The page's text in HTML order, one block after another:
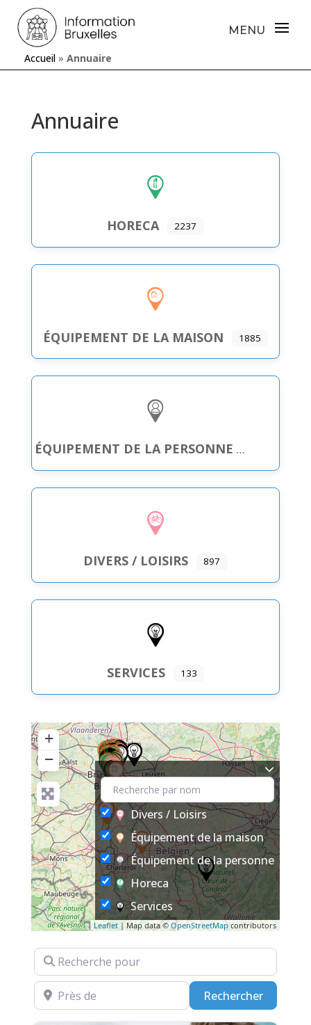
Accueil » Annuaire
Annuaire
HORECA 2237
ÉQUIPEMENT DE LA MAISON 1885
ÉQUIPEMENT DE LA PERSONNE
DIVERS / LOISIRS 897
SERVICES 133
+
−
Leaflet| Map data ©OpenStreetMapcontributors
Divers / Loisirs
Équipement de la maison
Équipement de la personne
Horeca
Services
Recherche pour
Près de Rechercher